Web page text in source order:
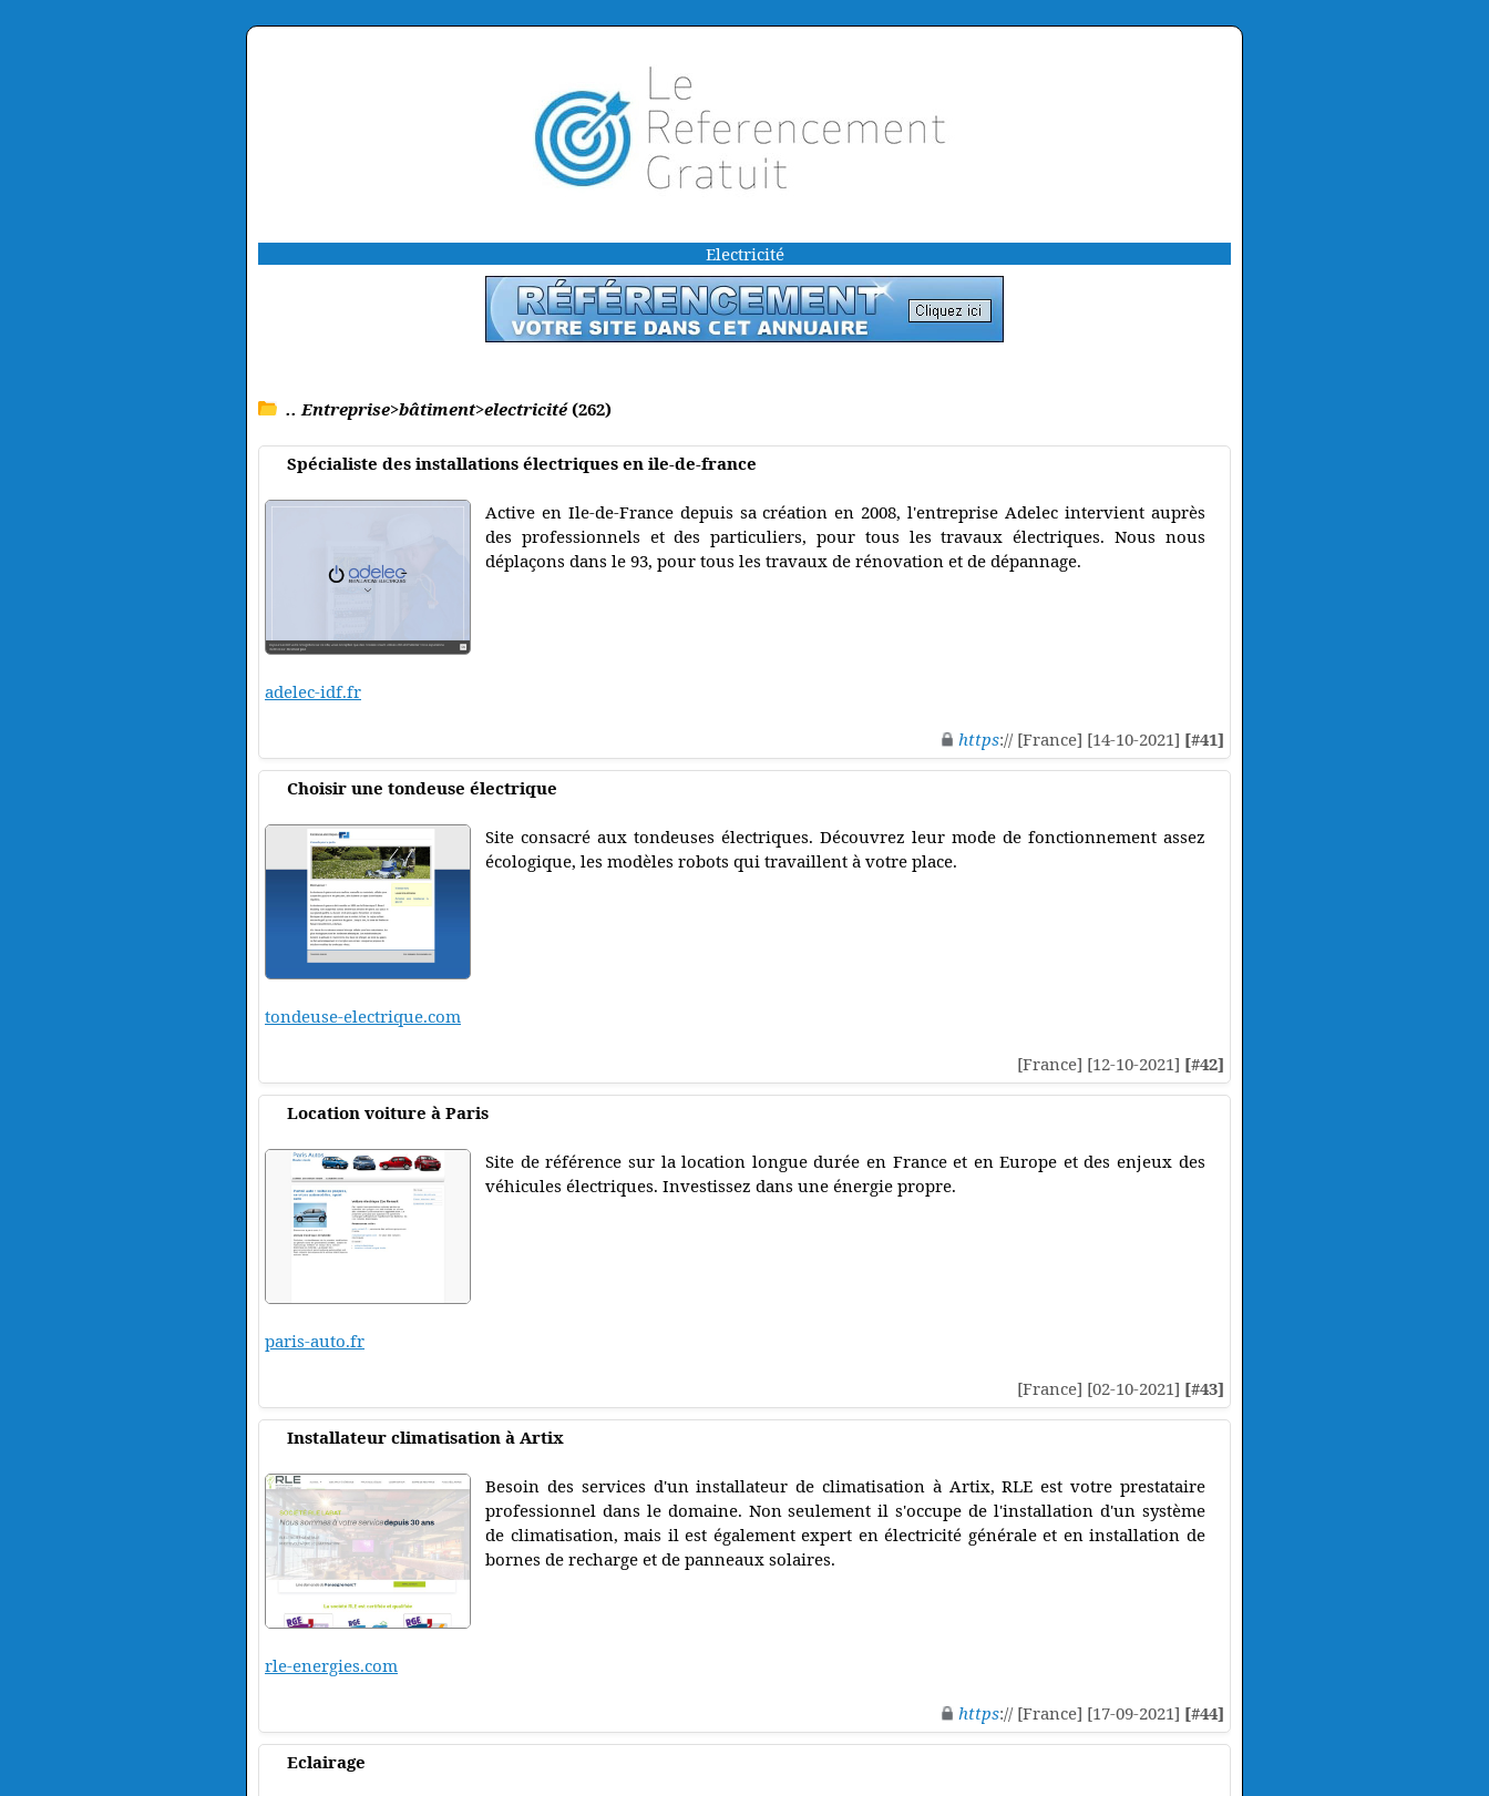
Electricité
.. Entreprise>bâtiment>electricité(262)
Spécialiste des installations électriques en ile-de-france
Active en Ile-de-France depuis sa création en 2008, l'entreprise Adelec intervient auprès
des professionnels et des particuliers, pour tous les travaux électriques. Nous nous
déplaçons dans le 93, pour tous les travaux de rénovation et de dépannage.
adelec-idf.fr
https:// [France] [14-10-2021] [#41]
Choisir une tondeuse électrique
Site consacré aux tondeuses électriques. Découvrez leur mode de fonctionnement assez
écologique, les modèles robots qui travaillent à votre place.
tondeuse-electrique.com
[France] [12-10-2021] [#42]
Location voiture à Paris
Site de référence sur la location longue durée en France et en Europe et des enjeux des
véhicules électriques. Investissez dans une énergie propre.
paris-auto.fr
[France] [02-10-2021] [#43]
Installateur climatisation à Artix
Besoin des services d'un installateur de climatisation à Artix, RLE est votre prestataire
professionnel dans le domaine. Non seulement il s'occupe de l'installation d'un système
de climatisation, mais il est également expert en électricité générale et en installation de
bornes de recharge et de panneaux solaires.
rle-energies.com
https:// [France] [17-09-2021] [#44]
Eclairage